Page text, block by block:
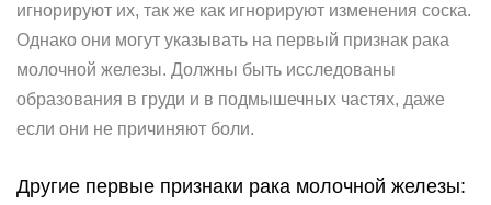
игнорируют их, так же как игнорируют изменения соска.
Однако они могут указывать на первый признак рака
молочной железы. Должны быть исследованы
образования в груди и в подмышечных частях, даже
если они не причиняют боли.
Другие первые признаки рака молочной железы: